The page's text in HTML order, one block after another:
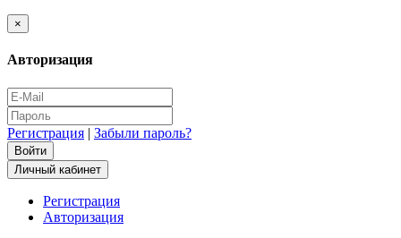
×
Авторизация
Регистрация | Забыли пароль?
Личный кабинет
Регистрация
Авторизация